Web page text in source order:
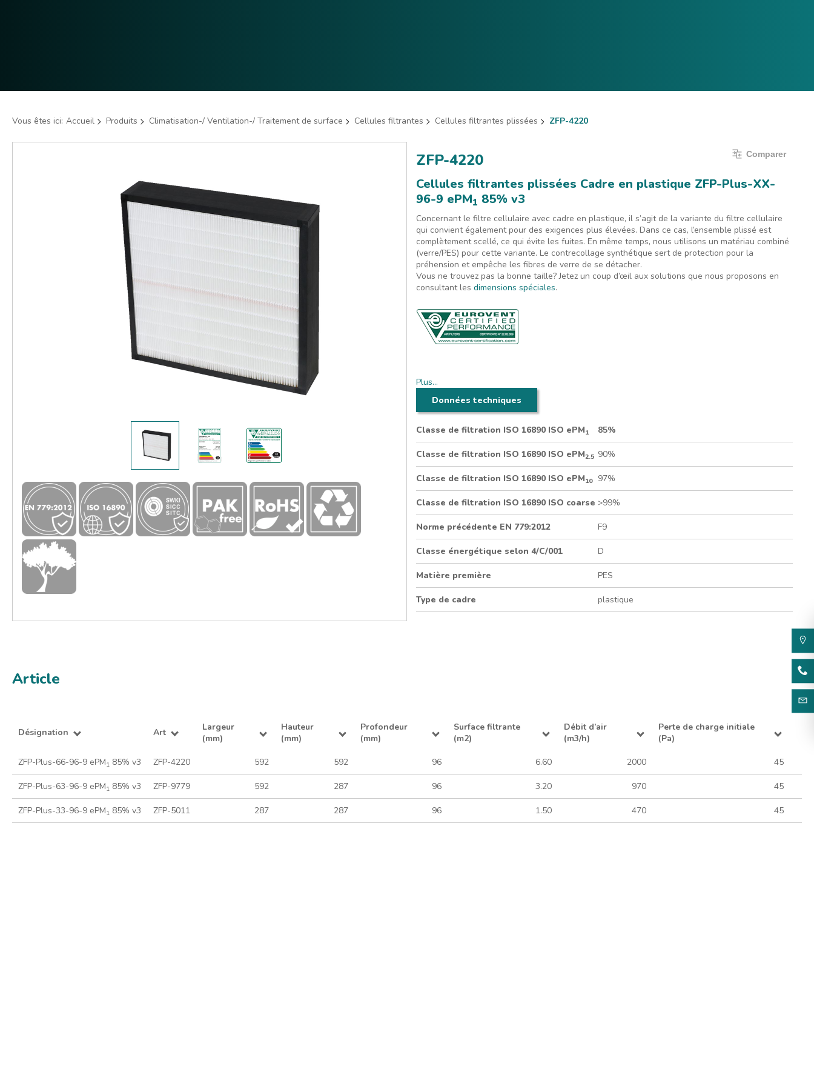
Vous êtes ici: Accueil Produits Climatisation-/ Ventilation-/ Traitement de surface Cellules filtrantes Cellules filtrantes plissées ZFP-4220
Comparer
ZFP-4220
Cellules filtrantes plissées Cadre en plastique ZFP-Plus-XX-
96-9 ePM1 85% v3
Concernant le filtre cellulaire avec cadre en plastique, il s’agit de la variante du filtre cellulaire
qui convient également pour des exigences plus élevées. Dans ce cas, l’ensemble plissé est
complètement scellé, ce qui évite les fuites. En même temps, nous utilisons un matériau combiné
(verre/PES) pour cette variante. Le contrecollage synthétique sert de protection pour la
préhension et empêche les fibres de verre de se détacher.
Vous ne trouvez pas la bonne taille? Jetez un coup d’œil aux solutions que nous proposons en
consultant les dimensions spéciales.
Filtre cellulaire plissé avec un matériau combiné (micro-verre avec contrecollage synthétique)
96 mm d’épaisseur
Cadre en plastique recyclé
Plus…
Données techniques
Classe de filtration ISO 16890 ISO ePM1 85%
Classe de filtration ISO 16890 ISO ePM2.5 90%
Classe de filtration ISO 16890 ISO ePM10 97%
Classe de filtration ISO 16890 ISO coarse >99%
Norme précédente EN 779:2012 F9
Classe énergétique selon 4/C/001 D
Matière première PES
Type de cadre plastique
Article
Désignation Art
Largeur
(mm)
Hauteur
(mm)
Profondeur
(mm)
Surface filtrante
(m2)
Débit d’air
(m3/h)
Perte de charge initiale
(Pa)
ZFP-Plus-66-96-9 ePM1 85% v3 ZFP-4220 592 592 96 6.60 2000 45
ZFP-Plus-63-96-9 ePM1 85% v3 ZFP-9779 592 287 96 3.20 970 45
ZFP-Plus-33-96-9 ePM1 85% v3 ZFP-5011 287 287 96 1.50 470 45